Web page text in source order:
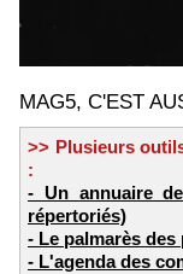
MAG5, C'EST
>> Plusieurs outils au service des pratiquants de foot à 5
:
- Un annuaire
répertoriés)
- Le palmarès
- L'agenda des